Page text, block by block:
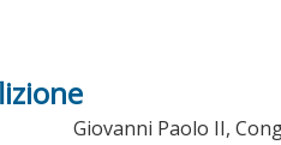
Giovanni Paolo II,